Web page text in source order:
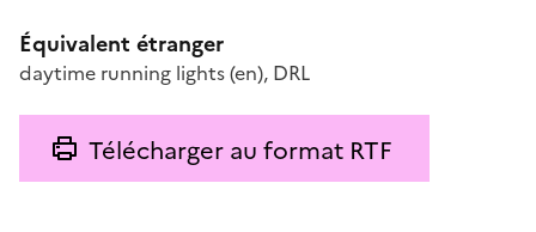
Équivalent étranger
daytime running lights(en), DRL
Télécharger au format RTF